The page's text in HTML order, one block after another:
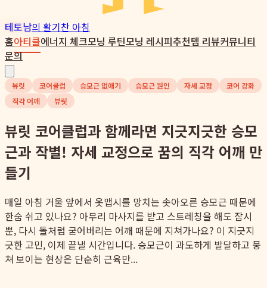
테토남의 활기찬 아침
홈아티클에너지 체크모닝 루틴모닝 레시피추천템 리뷰커뮤니티
문의
뷰릿 코어클럽 승모근 없애기 승모근 원인 자세 교정
코어 강화
직각 어깨
뷰릿
뷰릿 코어클럽과 함께라면 지긋지긋한 승모
근과 작별! 자세 교정으로 꿈의 직각 어깨 만
들기
매일 아침 거울 앞에서 옷맵시를 망치는 솟아오른 승모근 때문에
한숨 쉬고 있나요? 아무리 마사지를 받고 스트레칭을 해도 잠시
뿐, 다시 돌처럼 굳어버리는 어깨 때문에 지쳐가나요? 이 지긋지
긋한 고민, 이제 끝낼 시간입니다. 승모근이 과도하게 발달하고 뭉
쳐 보이는 현상은 단순히 근육만...